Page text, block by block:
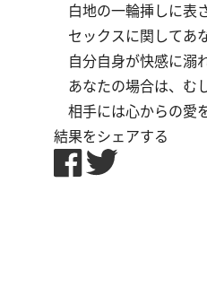
白地の一輪挿しに表
セックスに関してあ
自分自身が快感に溺
あなたの場合は、む
相手には心からの愛
結果をシェアする